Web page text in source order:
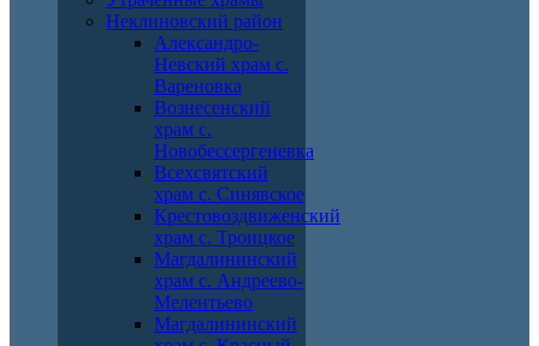
Неклиновский район
Александро-
Невский храм с.
Вареновка
Вознесенский
храм с.
Новобессергеневка
Всехсвятский
храм с. Синявское
Крестовоздвиженский
храм с. Троицкое
Магдалининский
храм с. Андреево-
Мелентьево
Магдалининский